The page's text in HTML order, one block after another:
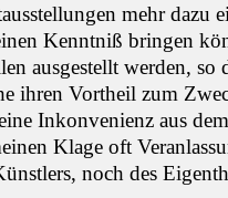
mehr dazu
Kenntniß bringen
ausgestellt werden,
ihren Vortheil zum
Inkonvenienz aus
Klage oft
noch des